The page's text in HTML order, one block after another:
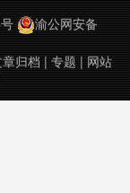
渝公网安备
归档 | 专题 | 网站